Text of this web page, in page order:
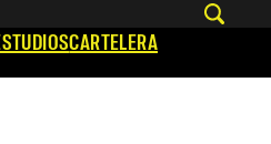
CARTELERA